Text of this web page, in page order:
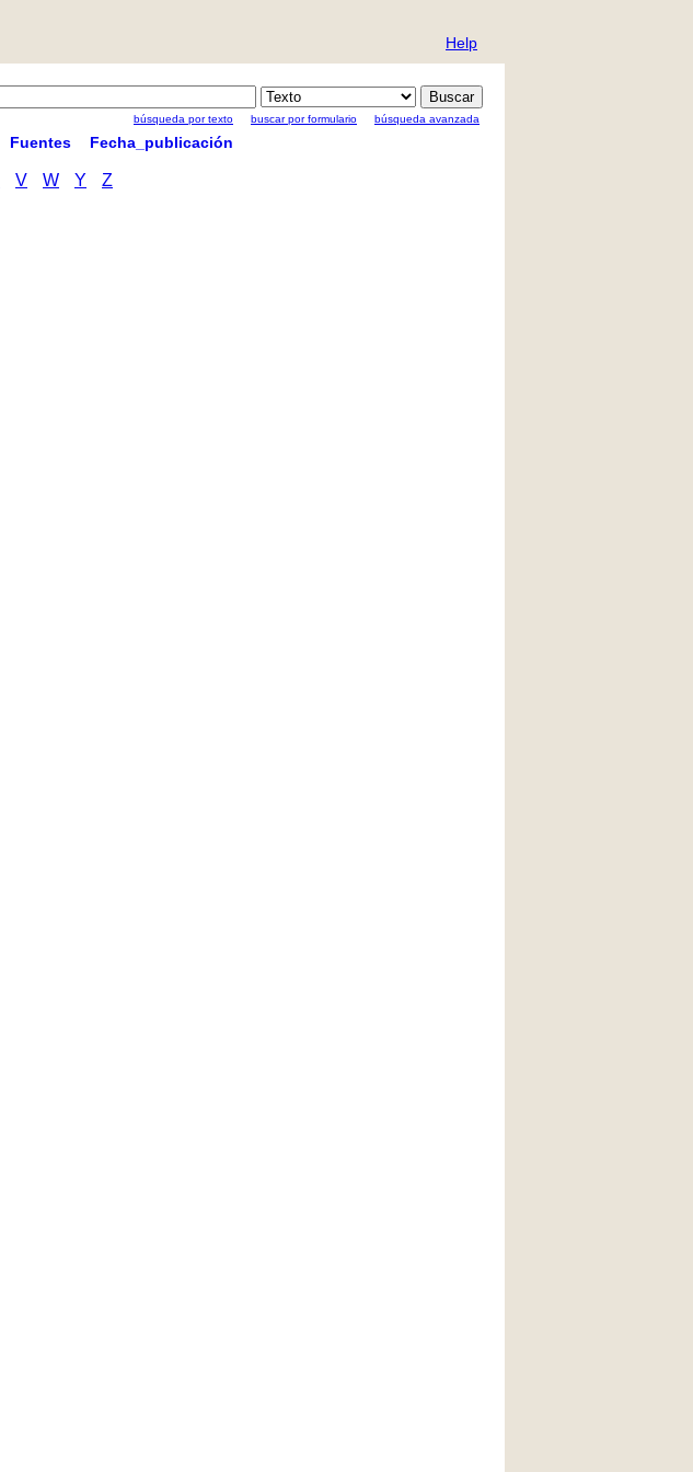
Help
búsqueda por texto buscar por formulario búsqueda avanzada
Fuentes Fecha_publicación
V W Y
Z